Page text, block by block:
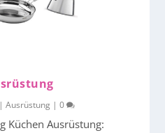
|Ausrüstung |0
Küchen Ausrüstung: